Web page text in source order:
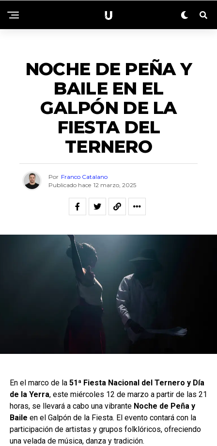
NOCHE DE PEÑA Y
BAILE EN EL
GALPÓN DE LA
FIESTA DEL
TERNERO
Por Franco Catalano
Publicado hace 12 marzo, 2025
En el marco de la 51ª Fiesta Nacional del Ternero y Día
de la Yerra, este miércoles 12 de marzo a partir de las 21
horas, se llevará a cabo una vibrante Noche de Peña y
Baile en el Galpón de la Fiesta. El evento contará con la
participación de artistas y grupos folklóricos, ofreciendo
una velada de música, danza y tradición.